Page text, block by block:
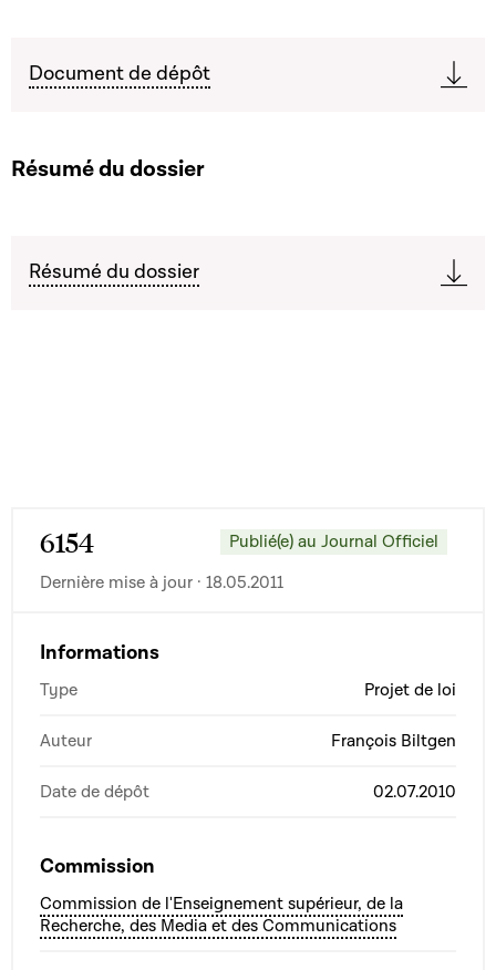
Document de dépôt
Résumé du dossier
Résumé du dossier
6154
Publié(e) au Journal Officiel
Dernière mise à jour · 18.05.2011
Informations
Type Projet de loi
Auteur François Biltgen
Date de dépôt 02.07.2010
Commission
Commission de l'Enseignement supérieur, de la
Recherche, des Media et des Communications